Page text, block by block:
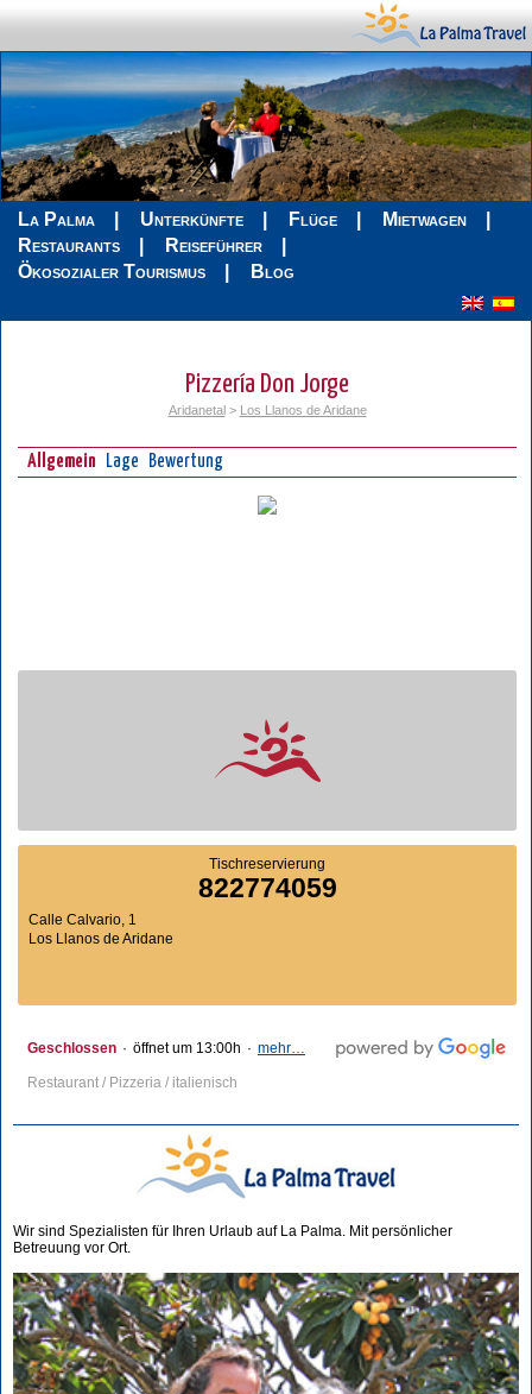
La Palma Unterkünfte Flüge
Mietwagen
Restaurants
Reiseführer
Ökosozialer Tourismus
Blog
Pizzería Don Jorge
Aridanetal> Los Llanos de Aridane
Allgemein Lage Bewertung
Tischreservierung
822774059
Calle Calvario, 1
Los Llanos de Aridane
Geschlossen · öffnet um 13:00h · mehr…
Restaurant / Pizzeria / italienisch
Wir sind Spezialisten für Ihren Urlaub auf La Palma. Mit persönlicher
Betreuung vor Ort.